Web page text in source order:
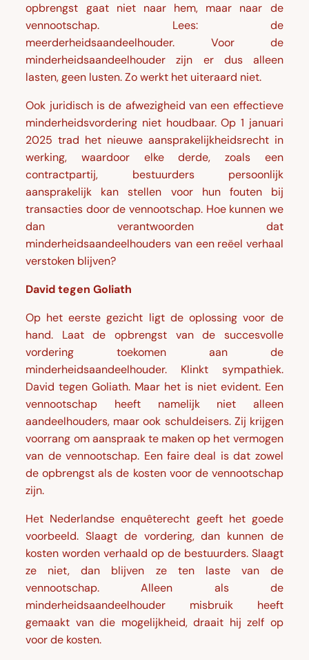
opbrengst gaat niet naar hem, maar naar de
vennootschap. Lees: de
meerderheidsaandeelhouder. Voor de
minderheidsaandeelhouder zijn er dus alleen
lasten, geen lusten. Zo werkt het uiteraard niet.
Ook juridisch is de afwezigheid van een effectieve
minderheidsvordering niet houdbaar. Op 1 januari
2025 trad het nieuwe aansprakelijkheidsrecht in
werking, waardoor elke derde, zoals een
contractpartij, bestuurders persoonlijk
aansprakelijk kan stellen voor hun fouten bij
transacties door de vennootschap. Hoe kunnen we
dan verantwoorden dat
minderheidsaandeelhouders van een reëel verhaal
verstoken blijven?
David tegen Goliath
Op het eerste gezicht ligt de oplossing voor de
hand. Laat de opbrengst van de succesvolle
vordering toekomen aan de
minderheidsaandeelhouder. Klinkt sympathiek.
David tegen Goliath. Maar het is niet evident. Een
vennootschap heeft namelijk niet alleen
aandeelhouders, maar ook schuldeisers. Zij krijgen
voorrang om aanspraak te maken op het vermogen
van de vennootschap. Een faire deal is dat zowel
de opbrengst als de kosten voor de vennootschap
zijn.
Het Nederlandse enquêterecht geeft het goede
voorbeeld. Slaagt de vordering, dan kunnen de
kosten worden verhaald op de bestuurders. Slaagt
ze niet, dan blijven ze ten laste van de
vennootschap. Alleen als de
minderheidsaandeelhouder misbruik heeft
gemaakt van die mogelijkheid, draait hij zelf op
voor de kosten.